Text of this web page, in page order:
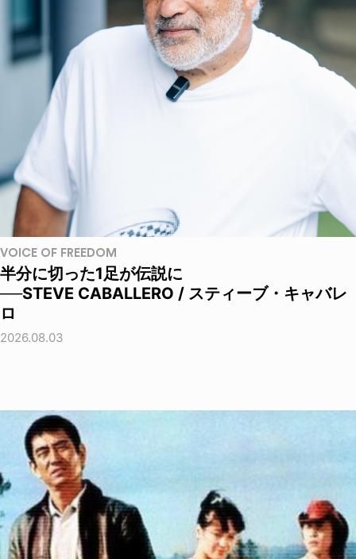
VOICE OF FREEDOM
半分に切った1足が伝説に
──STEVE CABALLERO / スティーブ・キャバレ
ロ
2026.08.03